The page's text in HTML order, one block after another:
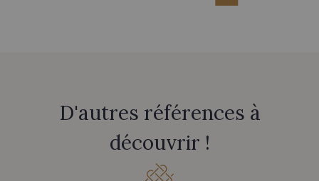
D'autres références à
découvrir !